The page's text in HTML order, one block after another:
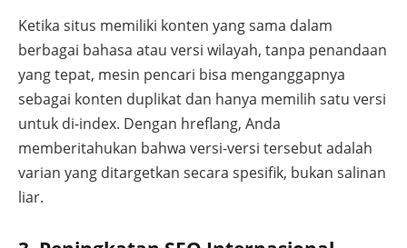
Ketika situs memiliki konten yang sama dalam
berbagai bahasa atau versi wilayah, tanpa penandaan
yang tepat, mesin pencari bisa menganggapnya
sebagai konten duplikat dan hanya memilih satu versi
untuk di-index. Dengan hreflang, Anda
memberitahukan bahwa versi-versi tersebut adalah
varian yang ditargetkan secara spesifik, bukan salinan
liar.